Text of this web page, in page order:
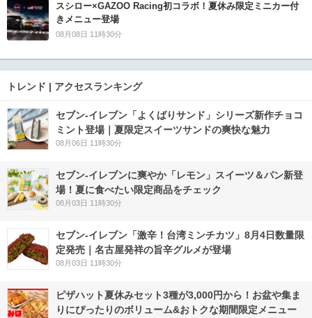
スシロー×GAZOO Racing初コラボ！夏休み限定ミニカー付
きメニュー登場
08月08日 11時30分
トレンド | アクセスランキング
セブン‐イレブン「よくばりサンド」シリーズ新作チョコ
ミント登場｜夏限定スイーツサンドの爽快な魅力
08月06日 11時30分
セブン‐イレブンに爽やか「レモン」スイーツ＆パン新登
場！夏に食べたい限定商品をチェック
08月03日 11時30分
セブン-イレブン「激辛！台湾ミンチカツ」8月4日数量限
定発売｜名古屋発祥の旨辛グルメが登場
08月03日 11時30分
ピザハット夏休みセット3種が3,000円から！お盆や集ま
りにぴったりのボリューム&おトクな期間限定メニュー